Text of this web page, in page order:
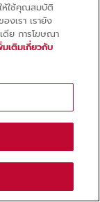
ห้ใช้คุณสมบัติ
งเรา เรายัง
ดีย การโฆษณา
เติมเกี่ยวกับ